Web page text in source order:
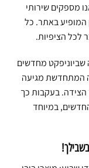
מספקים שירותי
המופיע באתר. כל
לכל הציפיות.
שביוניפקט מחדשים
המתחדשת מגיעה
הצידה. בעקבות כך
במיוחד